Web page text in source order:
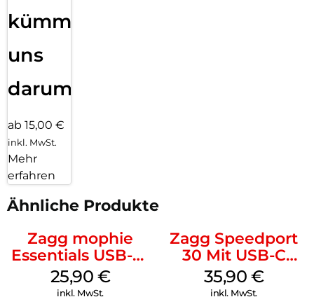
kümmern
uns
darum!
ab 15,00 €
inkl. MwSt.
Mehr
erfahren
Ähnliche Produkte
Zagg mophie
Essentials USB-C-
20W Charger PD
Weiß
25,90 €
inkl. MwSt.
Zagg Speedport
30 Mit USB-C
Kabel Weiß
35,90 €
inkl. MwSt.